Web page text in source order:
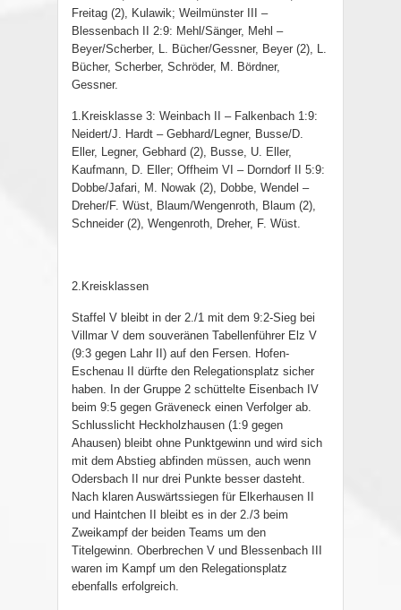
Freitag (2), Kulawik; Weilmünster III –
Blessenbach II 2:9: Mehl/Sänger, Mehl –
Beyer/Scherber, L. Bücher/Gessner, Beyer (2), L.
Bücher, Scherber, Schröder, M. Bördner,
Gessner.
1.Kreisklasse 3: Weinbach II – Falkenbach 1:9:
Neidert/J. Hardt – Gebhard/Legner, Busse/D.
Eller, Legner, Gebhard (2), Busse, U. Eller,
Kaufmann, D. Eller; Offheim VI – Dorndorf II 5:9:
Dobbe/Jafari, M. Nowak (2), Dobbe, Wendel –
Dreher/F. Wüst, Blaum/Wengenroth, Blaum (2),
Schneider (2), Wengenroth, Dreher, F. Wüst.
2.Kreisklassen
Staffel V bleibt in der 2./1 mit dem 9:2-Sieg bei
Villmar V dem souveränen Tabellenführer Elz V
(9:3 gegen Lahr II) auf den Fersen. Hofen-
Eschenau II dürfte den Relegationsplatz sicher
haben. In der Gruppe 2 schüttelte Eisenbach IV
beim 9:5 gegen Gräveneck einen Verfolger ab.
Schlusslicht Heckholzhausen (1:9 gegen
Ahausen) bleibt ohne Punktgewinn und wird sich
mit dem Abstieg abfinden müssen, auch wenn
Odersbach II nur drei Punkte besser dasteht.
Nach klaren Auswärtssiegen für Elkerhausen II
und Haintchen II bleibt es in der 2./3 beim
Zweikampf der beiden Teams um den
Titelgewinn. Oberbrechen V und Blessenbach III
waren im Kampf um den Relegationsplatz
ebenfalls erfolgreich.